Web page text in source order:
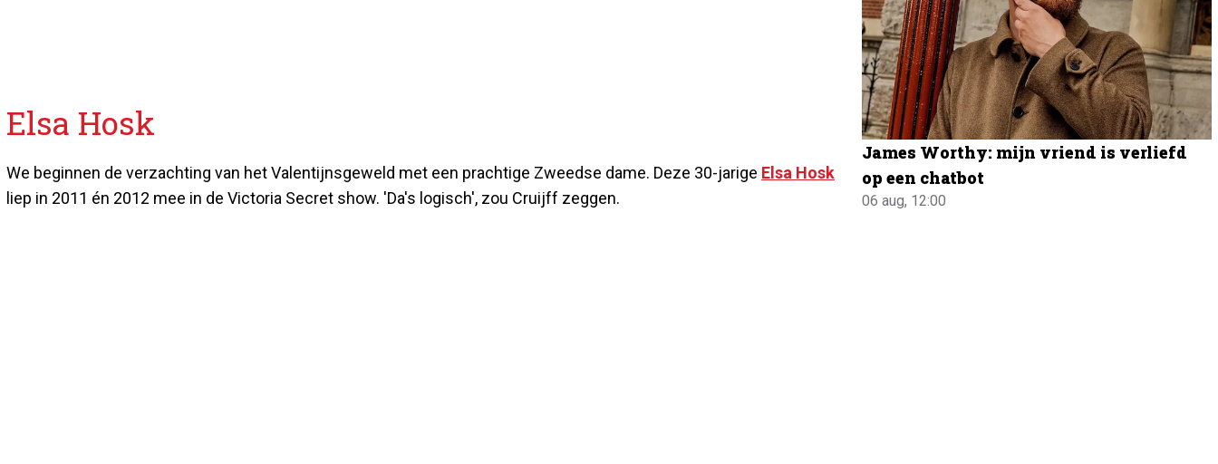
Elsa Hosk
We beginnen de verzachting van het Valentijnsgeweld met een prachtige Zweedse dame. Deze 30-jarige Elsa Hosk
liep in 2011 én 2012 mee in de Victoria Secret show. 'Da's logisch', zou Cruijff zeggen.
James Worthy: mijn vriend is verliefd
op een chatbot
06 aug, 12:00